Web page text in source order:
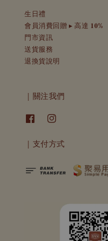
生日禮
會員消費回贈 ▸ 高達 𝟏𝟎%
門市資訊
送貨服務
退換貨說明
｜關注我們
｜支付方式